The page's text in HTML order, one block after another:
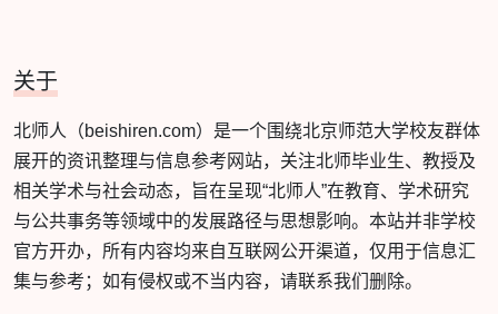
关于
北师人（beishiren.com）是一个围绕北京师范大学校友群体
展开的资讯整理与信息参考网站，关注北师毕业生、教授及
相关学术与社会动态，旨在呈现“北师人”在教育、学术研究
与公共事务等领域中的发展路径与思想影响。本站并非学校
官方开办，所有内容均来自互联网公开渠道，仅用于信息汇
集与参考；如有侵权或不当内容，请联系我们删除。